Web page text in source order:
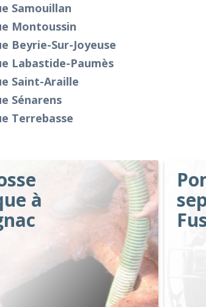
Samouillan
Montoussin
Beyrie-Sur-Joyeuse
Labastide-Paumès
Saint-Araille
Sénarens
Terrebasse
à